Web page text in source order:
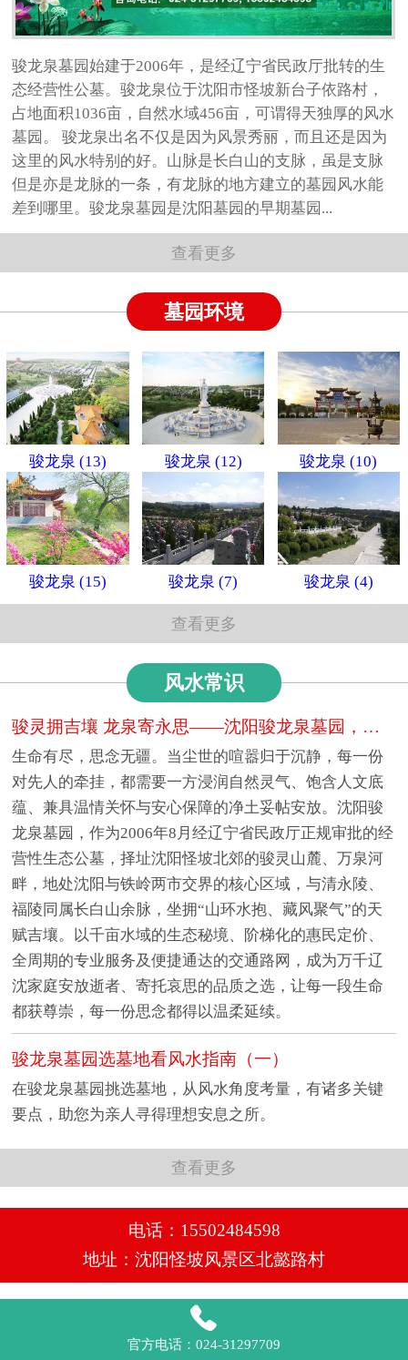
骏龙泉墓园始建于2006年，是经辽宁省民政厅批转的生
态经营性公墓。骏龙泉位于沈阳市怪坡新台子依路村，
占地面积1036亩，自然水域456亩，可谓得天独厚的风水
墓园。 骏龙泉出名不仅是因为风景秀丽，而且还是因为
这里的风水特别的好。山脉是长白山的支脉，虽是支脉
但是亦是龙脉的一条，有龙脉的地方建立的墓园风水能
差到哪里。骏龙泉墓园是沈阳墓园的早期墓园...
查看更多
墓园环境
骏龙泉 (13) 骏龙泉 (12) 骏龙泉 (10)
骏龙泉 (15) 骏龙泉 (7) 骏龙泉 (4)
查看更多
风水常识
骏灵拥吉壤 龙泉寄永思——沈阳骏龙泉墓园，山水间的生态人文安息福地
生命有尽，思念无疆。当尘世的喧嚣归于沉静，每一份
对先人的牵挂，都需要一方浸润自然灵气、饱含人文底
蕴、兼具温情关怀与安心保障的净土妥帖安放。沈阳骏
龙泉墓园，作为2006年8月经辽宁省民政厅正规审批的经
营性生态公墓，择址沈阳怪坡北郊的骏灵山麓、万泉河
畔，地处沈阳与铁岭两市交界的核心区域，与清永陵、
福陵同属长白山余脉，坐拥“山环水抱、藏风聚气”的天
赋吉壤。以千亩水域的生态秘境、阶梯化的惠民定价、
全周期的专业服务及便捷通达的交通路网，成为万千辽
沈家庭安放逝者、寄托哀思的品质之选，让每一段生命
都获尊崇，每一份思念都得以温柔延续。
骏龙泉墓园选墓地看风水指南​（一）
在骏龙泉墓园挑选墓地，从风水角度考量，有诸多关键
要点，助您为亲人寻得理想安息之所。​
查看更多
电话：15502484598
地址：沈阳怪坡风景区北懿路村

官方电话：024-31297709